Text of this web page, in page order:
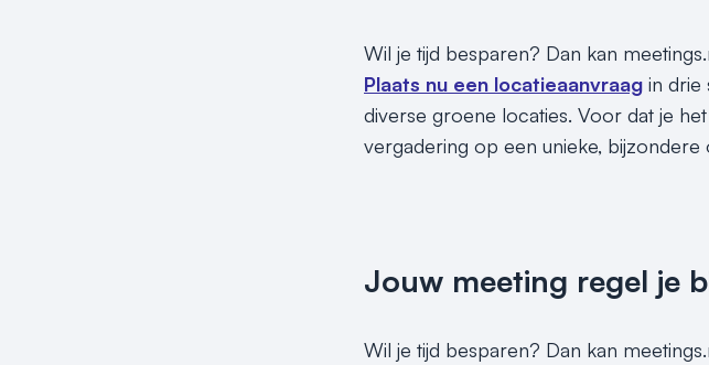
Wil je tijd besparen? Dan kan
Plaats nu een locatieaanvraag in drie
diverse groene locaties. Voor dat je
vergadering op een unieke,
Jouw meeting regel je
Wil je tijd besparen? Dan kan